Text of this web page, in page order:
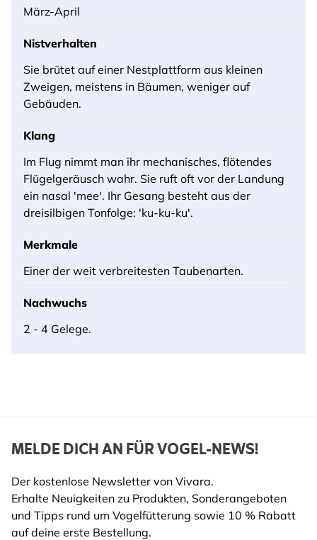
März-April
Nistverhalten
Sie brütet auf einer Nestplattform aus kleinen
Zweigen, meistens in Bäumen, weniger auf
Gebäuden.
Klang
Im Flug nimmt man ihr mechanisches, flötendes
Flügelgeräusch wahr. Sie ruft oft vor der Landung
ein nasal 'mee'. Ihr Gesang besteht aus der
dreisilbigen Tonfolge: 'ku-ku-ku'.
Merkmale
Einer der weit verbreitesten Taubenarten.
Nachwuchs
2 - 4 Gelege.
MELDE DICH AN FÜR VOGEL-NEWS!
Der kostenlose Newsletter von Vivara.
Erhalte Neuigkeiten zu Produkten, Sonderangeboten
und Tipps rund um Vogelfütterung sowie 10 % Rabatt
auf deine erste Bestellung.